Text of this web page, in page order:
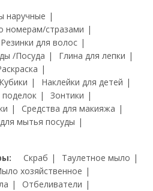
наручные
номерам/стразами
Резинки для волос
/Посуда
Глина для лепки
Кубики
Наклейки для детей
Зонтики
Средства для макияжа
мытья посуды
Скраб
Таулетное мыло
хозяйственное
Отбеливатели